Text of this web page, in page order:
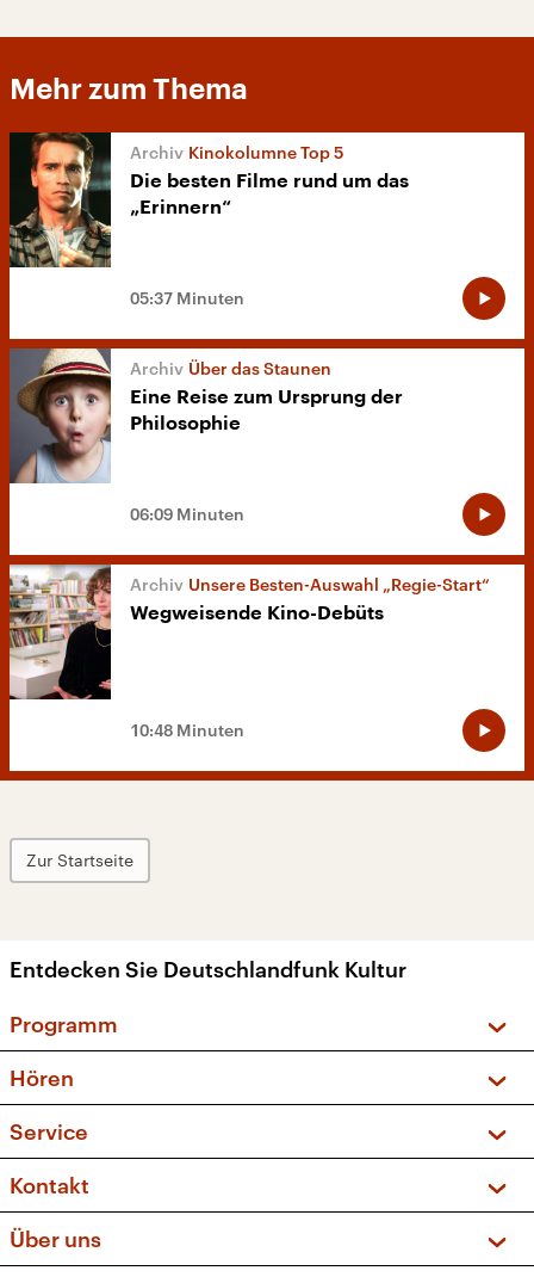
Mehr zum Thema
Kinokolumne Top 5
Die besten Filme rund um das
„Erinnern“
05:37 Minuten
Über das Staunen
Eine Reise zum Ursprung der
Philosophie
06:09 Minuten
Unsere Besten-Auswahl „Regie-Start“
Wegweisende Kino-Debüts
10:48 Minuten
Zur Startseite
Entdecken Sie Deutschlandfunk Kultur
Programm
Sendungen und Podcasts
Musikliste
Kakadu – Das Kinderprogramm
Hören
Frequenzen (UKW + DAB+)
Service
FAQ
Apps
Newsletter
Kontakt
Social Media
Über uns